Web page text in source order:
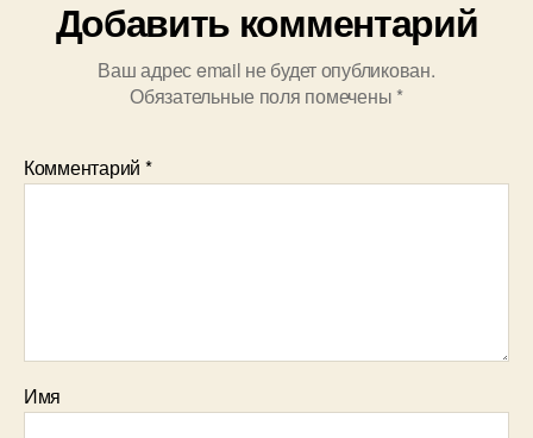
Добавить комментарий
Ваш адрес email не будет опубликован.
Обязательные поля помечены *
Комментарий *
Имя